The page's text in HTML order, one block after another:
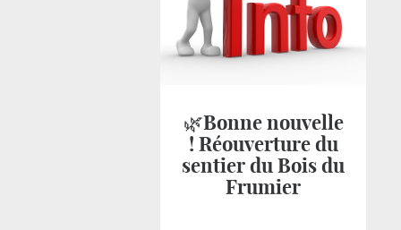
🌿Bonne nouvelle
! Réouverture du
sentier du Bois du
Frumier